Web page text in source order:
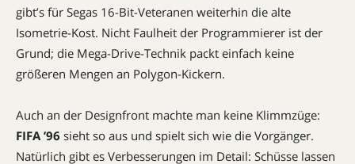
gibt’s für Segas 16-Bit-Veteranen weiterhin die alte
Isometrie-Kost. Nicht Faulheit der Programmierer ist der
Grund; die Mega-Drive-Technik packt einfach keine
größeren Mengen an Polygon-Kickern.
Auch an der Designfront machte man keine Klimmzüge:
FIFA ’96 sieht so aus und spielt sich wie die Vorgänger.
Natürlich gibt es Verbesserungen im Detail: Schüsse lassen